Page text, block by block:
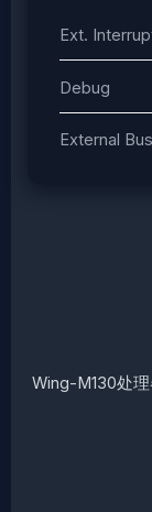
Ext.
Debug
External Bus
Wing-M130处